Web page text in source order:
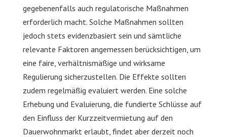
gegebenenfalls auch regulatorische Maßnahmen
erforderlich macht. Solche Maßnahmen sollten
jedoch stets evidenzbasiert sein und sämtliche
relevante Faktoren angemessen berücksichtigen, um
eine faire, verhältnismäßige und wirksame
Regulierung sicherzustellen. Die Effekte sollten
zudem regelmäßig evaluiert werden. Eine solche
Erhebung und Evaluierung, die fundierte Schlüsse auf
den Einfluss der Kurzzeitvermietung auf den
Dauerwohnmarkt erlaubt, findet aber derzeit noch